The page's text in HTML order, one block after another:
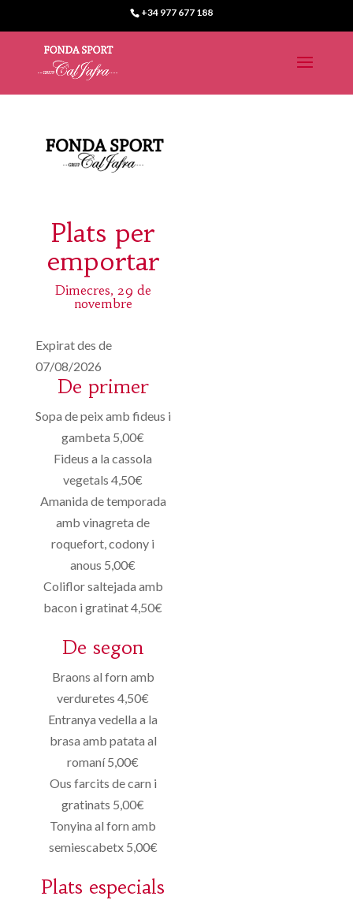
+34 977 677 188
Plats per
emportar
Dimecres, 29 de
novembre
Expirat des de
07/08/2026
De primer
Sopa de peix amb fideus i
gambeta 5,00€
Fideus a la cassola
vegetals 4,50€
Amanida de temporada
amb vinagreta de
roquefort, codony i
anous 5,00€
Coliflor saltejada amb
bacon i gratinat 4,50€
De segon
Braons al forn amb
verduretes 4,50€
Entranya vedella a la
brasa amb patata al
romaní 5,00€
Ous farcits de carn i
gratinats 5,00€
Tonyina al forn amb
semiescabetx 5,00€
Plats especials